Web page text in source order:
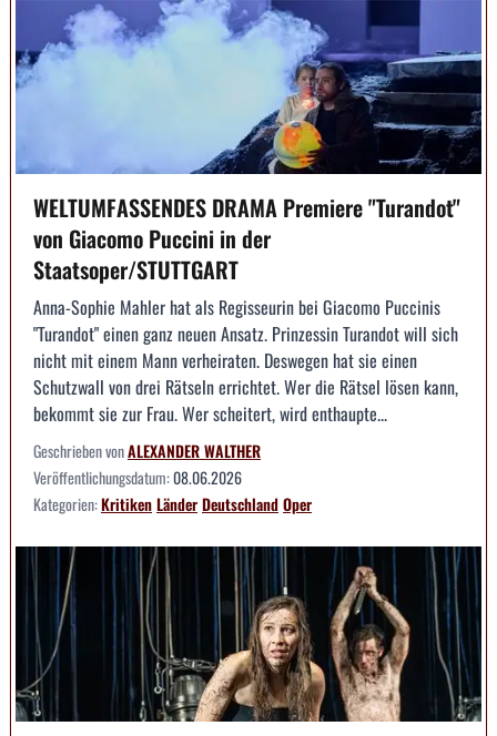
WELTUMFASSENDES DRAMA Premiere "Turandot"
von Giacomo Puccini in der
Staatsoper/STUTTGART
Anna-Sophie Mahler hat als Regisseurin bei Giacomo Puccinis
"Turandot" einen ganz neuen Ansatz. Prinzessin Turandot will sich
nicht mit einem Mann verheiraten. Deswegen hat sie einen
Schutzwall von drei Rätseln errichtet. Wer die Rätsel lösen kann,
bekommt sie zur Frau. Wer scheitert, wird enthaupte...
Geschrieben vonALEXANDER WALTHER
Veröffentlichungsdatum:08.06.2026
Kategorien:KritikenLänderDeutschlandOper